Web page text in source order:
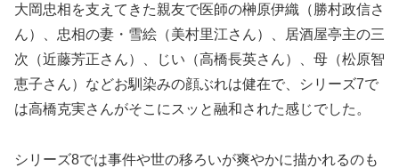
大岡忠相を支えてきた親友で医師の榊原伊織（勝村政信さ
ん）、忠相の妻・雪絵（美村里江さん）、居酒屋亭主の三
次（近藤芳正さん）、じい（高橋長英さん）、母（松原智
恵子さん）などお馴染みの顔ぶれは健在で、シリーズ7で
は高橋克実さんがそこにスッと融和された感じでした。
シリーズ8では事件や世の移ろいが爽やかに描かれるのも